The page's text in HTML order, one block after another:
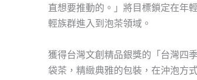
直想要推動的。」將目標鎖定在年
輕族群進入到泡茶領域。
獲得台灣文創精品銀獎的「台灣四
袋茶，精緻典雅的包裝，在沖泡方